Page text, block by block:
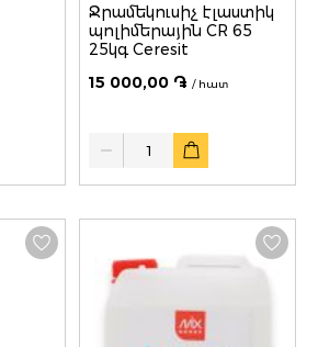
Ջրամեկուսիչ էլաստիկ
պոլիմերային CR 65
25կգ Ceresit
15 000,00 ֏ / հատ
Quantity